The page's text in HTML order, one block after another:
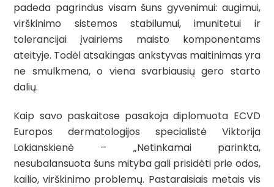
padeda pagrindus visam šuns gyvenimui: augimui,
virškinimo sistemos stabilumui, imunitetui ir
tolerancijai įvairiems maisto komponentams
ateityje. Todėl atsakingas ankstyvas maitinimas yra
ne smulkmena, o viena svarbiausių gero starto
dalių.
Kaip savo paskaitose pasakoja diplomuota ECVD
Europos dermatologijos specialistė Viktorija
Lokianskienė – „Netinkamai parinkta,
nesubalansuota šuns mityba gali prisidėti prie odos,
kailio, virškinimo problemų. Pastaraisiais metais vis